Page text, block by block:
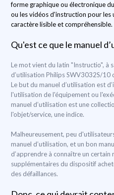
forme graphique ou électronique
ou les vidéos d'instruction pour les
caractère lisible et compréhensible.
Qu'est ce que le manuel
Le mot vient du latin "Instructio", à
d’utilisation Philips SWV3032S/10
Le but du manuel d’utilisation est
l'utilisation de l'équipement ou
manuel d’utilisation est une
l'objet/service, une indice.
Malheureusement, peu
manuel d’utilisation, et un bon
d’apprendre à connaître un
supplémentaires du dispositif
des défaillances.